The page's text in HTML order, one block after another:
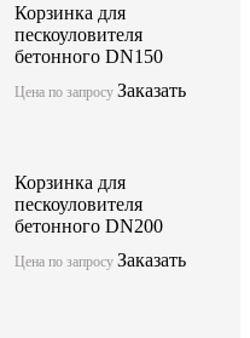
Корзинка для
пескоуловителя
бетонного DN150
Цена по запросуЗаказать
Корзинка для
пескоуловителя
бетонного DN200
Цена по запросуЗаказать